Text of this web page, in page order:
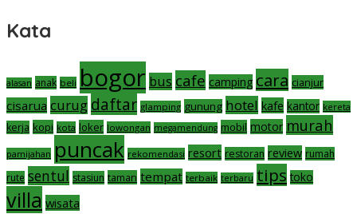
Kata
alasan anak beli bogor bus cafe camping cara cianjur
cisarua curug daftar glamping gunung hotel kafe kantor kereta
kerja kopi kota loker lowongan megamendung mobil motor murah
pamijahan puncak rekomendasi resort restoran review rumah
rute sentul stasiun taman tempat terbaik terbaru tips toko
villa wisata